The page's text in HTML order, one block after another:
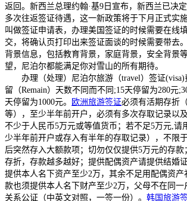
返回。新西兰总理约翰·基9日宣布，新西兰已决
多次往返签证待遇，这一新政策将于下月正式实施
叫做签证申请表，办理美国签证的时候需要在线
交，将确认页打印出来签证面谈的时候需要带去
背景信息，包括教育背景，家庭背景，安全背景
望，尼泊尔都能满足你对雪山的所有期待。
办理（处理）尼泊尔旅游（travel）签证(visa)
留（Remain）天数不同而不同;15天停留为280元
天停留为1000元。
欧洲旅游签证必须有活期存折
等），至少半年前开户，必须有多次存取记录以
不少于人民币5万元或等值货币；若不足5万元,请
少半年前开户或存入有半年的存取记录），不限
后突然存入大额款项；切勿仅仅提供5万元的存款
存折，存款越多越好；提供配偶资产请提供结婚
提供本人名下资产至少2万，其余不足用配偶资
款也须提供本人名下财产至少2万，父母不在同一
关系公证（中英文对照，一签一份）。 韩国旅游